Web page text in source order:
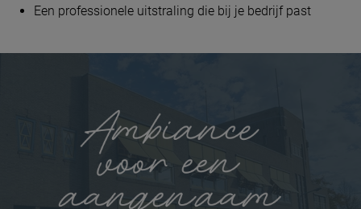
Een professionele uitstraling die bij je bedrijf past